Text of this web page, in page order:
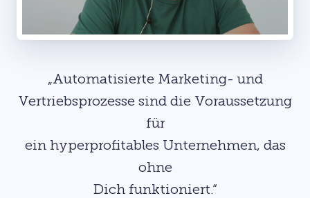
„Automatisierte Marketing- und
Vertriebsprozesse sind die Voraussetzung
für
ein hyperprofitables Unternehmen, das
ohne
Dich funktioniert.“